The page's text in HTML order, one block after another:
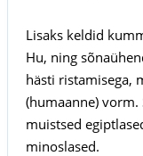
Lisaks keldid
Hu, ning
hästi ristamisega,
(humaanne)
muistsed
minoslased.